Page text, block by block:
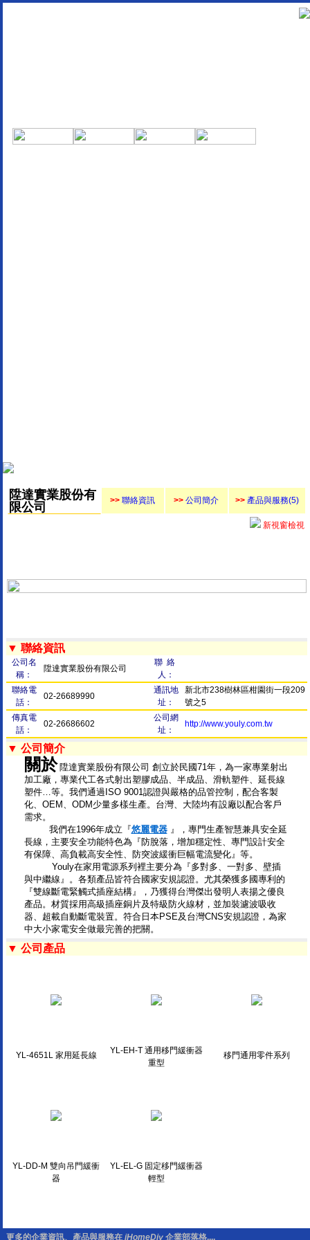
陞達實業股份有
限公司
>> 聯絡資訊 >> 公司簡介 >>產品與服務(5)
新視窗檢視
▼ 聯絡資訊
公司名
稱：
陞達實業股份有限公司
聯 絡
人：
聯絡電
話：
02-26689990
通訊地
址：
新北市238樹林區柑園街一段209
號之5
傳真電
話：
02-26686602
公司網
址：
http://www.youly.com.tw
▼ 公司簡介
關於 陞達實業股份有限公司 創立於民國71年，為一家專業射出
加工廠，專業代工各式射出塑膠成品、半成品、滑軌塑件、延長線
塑件…等。我們通過ISO 9001認證與嚴格的品管控制，配合客製
化、OEM、ODM少量多樣生產。台灣、大陸均有設廠以配合客戶
需求。
我們在1996年成立『悠麗電器』，專門生產智慧兼具安全延
長線，主要安全功能特色為『防脫落，增加穩定性、專門設計安全
有保障、高負載高安全性、防突波緩衝巨幅電流變化』等。
Youly在家用電源系列裡主要分為『多對多、一對多、壁插
與中繼線』。各類產品皆符合國家安規認證。尤其榮獲多國專利的
『雙線斷電緊觸式插座結構』，乃獲得台灣傑出發明人表揚之優良
產品。材質採用高級插座銅片及特級防火線材，並加裝濾波吸收
器、超載自動斷電裝置。符合日本PSE及台灣CNS安規認證，為家
中大小家電安全做最完善的把關。
▼ 公司產品
YL-4651L 家用延長線
YL-EH-T 通用移門緩衝器
重型
移門通用零件系列
YL-DD-M 雙向吊門緩衝
器
YL-EL-G 固定移門緩衝器
輕型
更多的企業資訊、產品與服務在 iHomeDiy 企業部落格....